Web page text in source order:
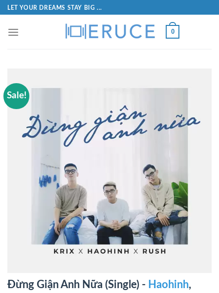
LET YOUR DREAMS STAY BIG ...
0
Sale!
Đừng Giận Anh Nữa (Single) - Haohinh,